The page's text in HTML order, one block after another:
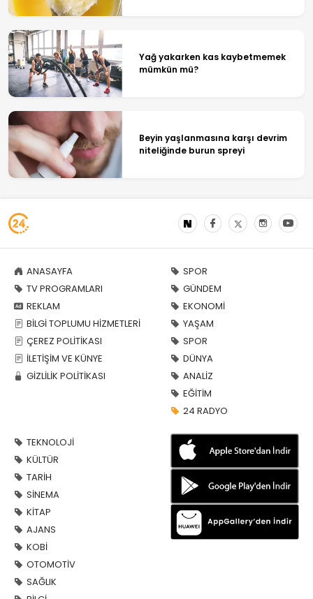
Yağ yakarken kas kaybetmemek
mümkün mü?
Beyin yaşlanmasına karşı devrim
niteliğinde burun spreyi
ANASAYFA
TV PROGRAMLARI
REKLAM
BİLGİ TOPLUMU HİZMETLERİ
ÇEREZ POLİTİKASI
İLETİŞİM VE KÜNYE
GİZLİLİK POLİTİKASI
SPOR
GÜNDEM
EKONOMİ
YAŞAM
SPOR
DÜNYA
ANALİZ
EĞİTİM
24 RADYO
TEKNOLOJİ
KÜLTÜR
TARİH
SİNEMA
KİTAP
AJANS
KOBİ
OTOMOTİV
SAĞLIK